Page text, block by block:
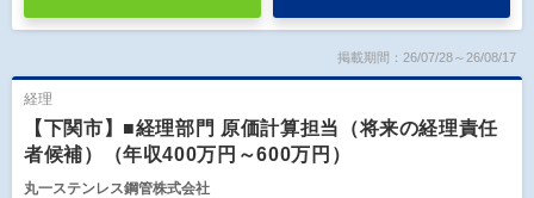
掲載期間：26/07/28～26/08/17
経理
【下関市】■経理部門 原価計算担当（将来の経理責任
者候補）（年収400万円～600万円）
丸一ステンレス鋼管株式会社